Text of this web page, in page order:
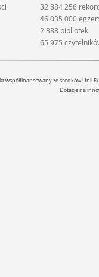
32 884 256
46 035 000
2 388 bibliotek
65 975
współfinansowany ze środków Unii
Dotacje na